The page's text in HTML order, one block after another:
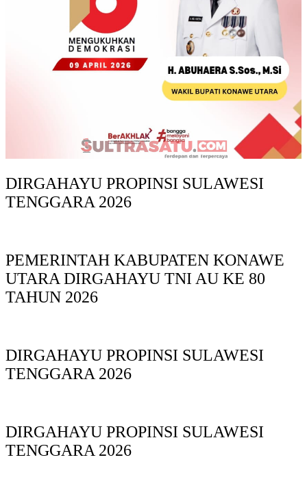
DIRGAHAYU PROPINSI SULAWESI
TENGGARA 2026
PEMERINTAH KABUPATEN KONAWE
UTARA DIRGAHAYU TNI AU KE 80
TAHUN 2026
DIRGAHAYU PROPINSI SULAWESI
TENGGARA 2026
DIRGAHAYU PROPINSI SULAWESI
TENGGARA 2026